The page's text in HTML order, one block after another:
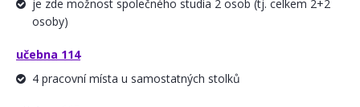
je zde možnost společného studia 2 osob (tj. celkem 2+2
osoby)
učebna 114
4 pracovní místa u samostatných stolků